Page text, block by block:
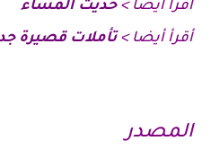
أقرأ أيضا >حديث المساء
أقرأ أيضا >تأملات قصيرة
المصدر